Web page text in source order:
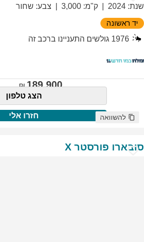
שנת:
2024 ק"מ:
3,000 צבע: שחור
יד ראשונה
1976 גולשים התעניינו ברכב זה
189,900
הצג טלפון
חזרו אלי להשוואה
סובארו פורסטר X